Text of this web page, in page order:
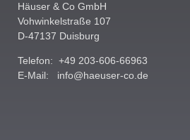
Häuser & Co GmbH
Vohwinkelstraße 107
D-47137 Duisburg
Telefon: +49 203-606-66963
E-Mail: info@haeuser-co.de